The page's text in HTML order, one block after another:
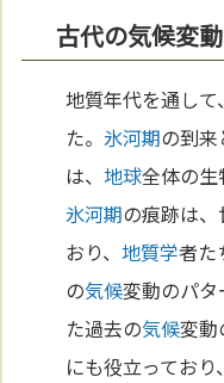
古代の気候変
地質年代を通して
た。氷河期の到
は、地球全体の生
氷河期の痕跡は
おり、地質学者た
の気候変動のパタ
た過去の気候変動
にも役立っており